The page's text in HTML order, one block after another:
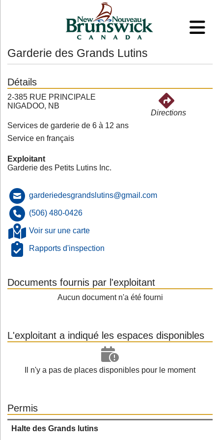
Garderie des Grands Lutins
Détails
2-385 RUE PRINCIPALE
NIGADOO, NB
Directions
Services de garderie de 6 à 12 ans
Service en français
Exploitant
Garderie des Petits Lutins Inc.
garderiedesgrandslutins@gmail.com
(506) 480-0426
Voir sur une carte
Rapports d'inspection
Documents fournis par l'exploitant
Aucun document n'a été fourni
L'exploitant a indiqué les espaces disponibles
Il n'y a pas de places disponibles pour le moment
Permis
Halte des Grands lutins